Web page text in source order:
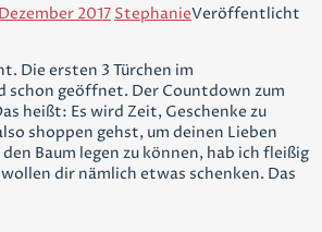
2017 StephanieVeröffentlicht
Die ersten 3 Türchen im
schon geöffnet. Der Countdown zum
heißt: Es wird Zeit, Geschenke zu
shoppen gehst, um deinen Lieben
Baum legen zu können, hab ich fleißig
dir nämlich etwas schenken. Das